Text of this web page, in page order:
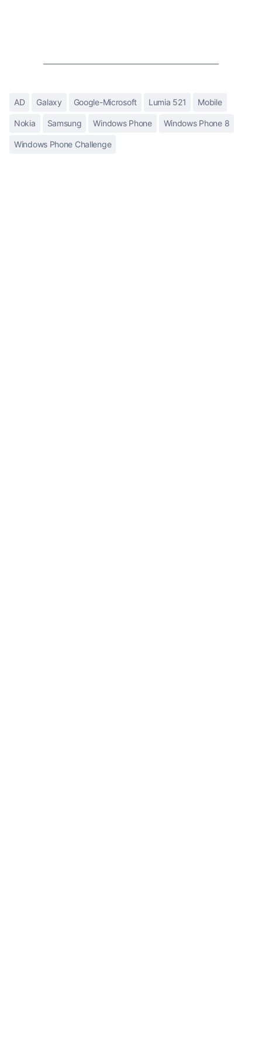
AD Galaxy Google-Microsoft Lumia 521 Mobile
Nokia Samsung Windows Phone Windows Phone 8
Windows Phone Challenge